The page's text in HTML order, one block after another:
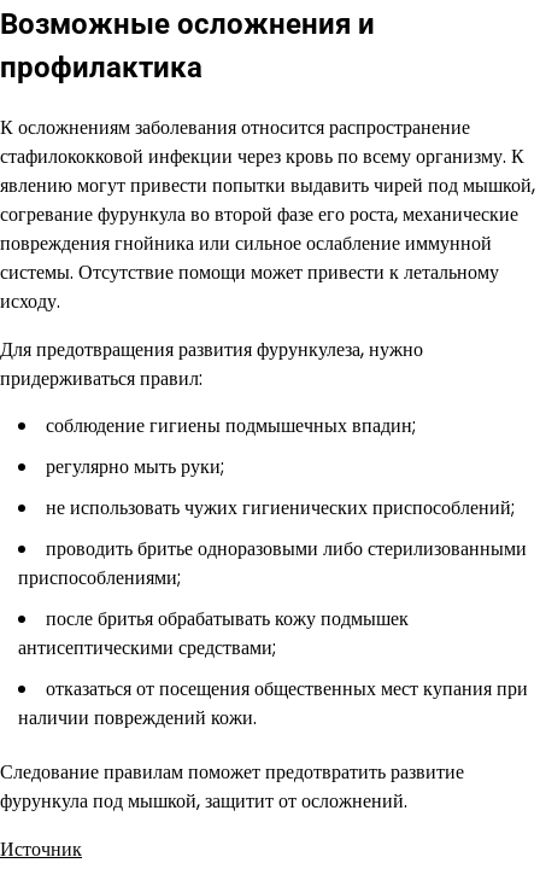
Возможные осложнения и
профилактика
К осложнениям заболевания относится распространение
стафилококковой инфекции через кровь по всему организму. К
явлению могут привести попытки выдавить чирей под мышкой,
согревание фурункула во второй фазе его роста, механические
повреждения гнойника или сильное ослабление иммунной
системы. Отсутствие помощи может привести к летальному
исходу.
Для предотвращения развития фурункулеза, нужно
придерживаться правил:
соблюдение гигиены подмышечных впадин;
регулярно мыть руки;
не использовать чужих гигиенических приспособлений;
проводить бритье одноразовыми либо стерилизованными
приспособлениями;
после бритья обрабатывать кожу подмышек
антисептическими средствами;
отказаться от посещения общественных мест купания при
наличии повреждений кожи.
Следование правилам поможет предотвратить развитие
фурункула под мышкой, защитит от осложнений.
Источник